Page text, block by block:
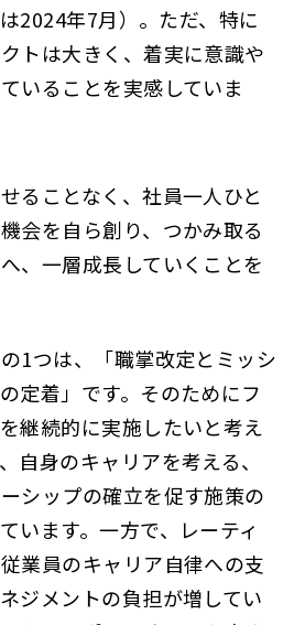
2024年7月）。ただ、特に
トは大きく、着実に意識や
いることを実感していま
ることなく、社員一人ひと
会を自ら創り、つかみ取る
、一層成長していくことを
1つは、「職掌改定とミッシ
定着」です。そのためにフ
継続的に実施したいと考え
自身のキャリアを考える、
シップの確立を促す施策の
います。一方で、レーティ
業員のキャリア自律への支
ジメントの負担が増してい